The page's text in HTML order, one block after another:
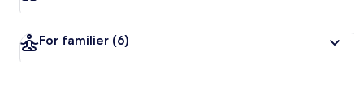
For familier (6)